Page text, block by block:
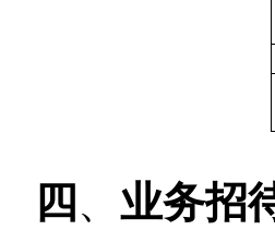
四 、业务招